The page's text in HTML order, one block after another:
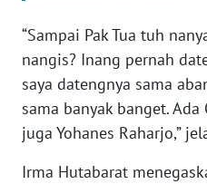
“Sampai Pak Tua tuh
nangis? Inang pernah
saya datengnya sama
sama banyak banget.
juga Yohanes Raharjo,”
Irma Hutabarat
BARAT
RIAU
WN
SERAMBI